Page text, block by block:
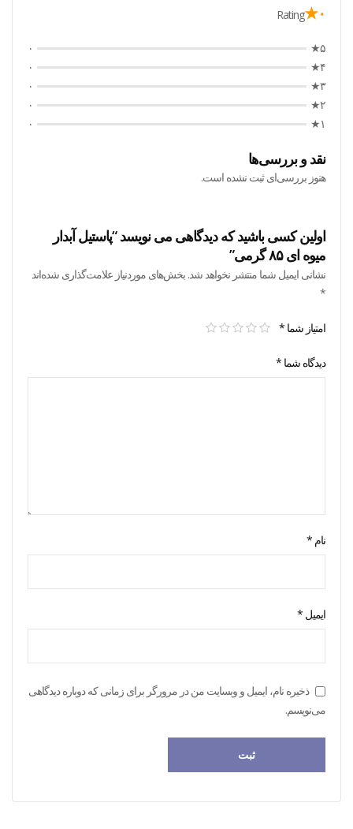
۰★ Rating
۵★
۰
۴★
۰
۳★
۰
۲★
۰
۱★
۰
نقد و بررسی‌ها
هنوز بررسی‌ای ثبت نشده است.
اولین کسی باشید که دیدگاهی می نویسد “پاستیل آبدار
میوه ای ۸۵ گرمی”
نشانی ایمیل شما منتشر نخواهد شد. بخش‌های موردنیاز علامت‌گذاری شده‌اند
*
امتیاز شما *
دیدگاه شما *
نام *
ایمیل *
ذخیره نام، ایمیل و وبسایت من در مرورگر برای زمانی که دوباره دیدگاهی
می‌نویسم.